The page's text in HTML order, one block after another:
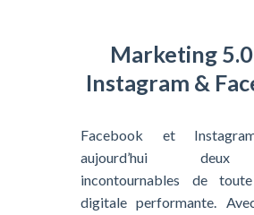
Marketing
Instagram &
Facebook et
aujourd’hui
incontournables de
digitale performante.